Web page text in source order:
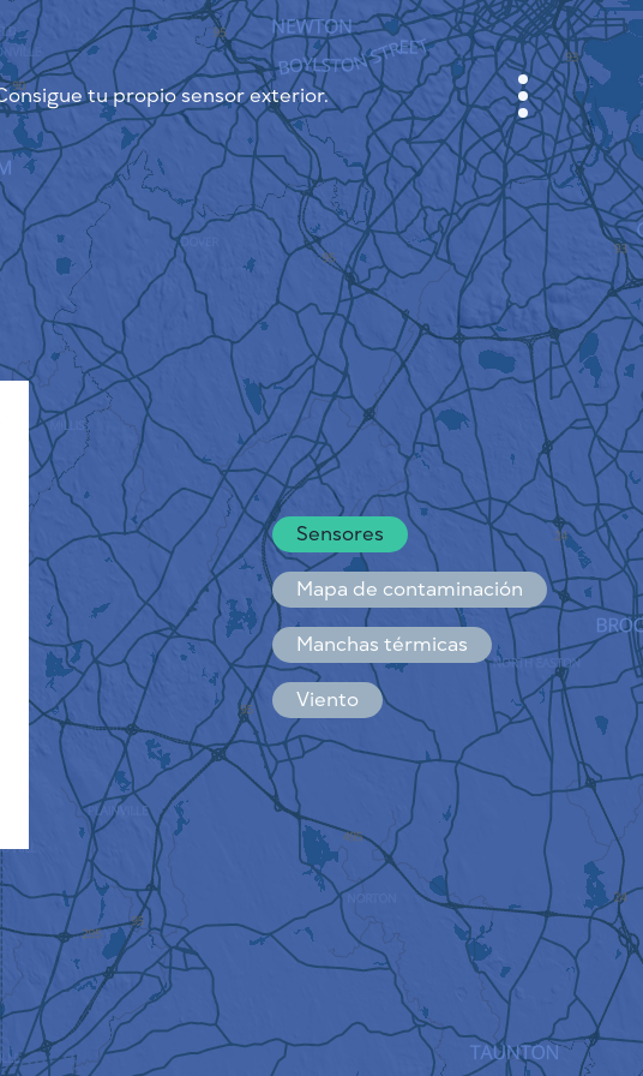
tu propio sensor exterior.
Sensores
Mapa de contaminación
Manchas térmicas
Viento
GABINETE
PLANO DE LA CIUDAD
SENSOR NEBO
QUIÉNES SOMOS
IDIOMA DEL SITIO
English
Česky
Deutsch
Español
Français
CÓMO FUNCIONA
INVESTIGACIÓN
POLÍTICA DE PRIVACIDAD
CONDICIONES GENERALES
GUÍA DE INSTALACIÓN
API
CONTACTE CON NOSOTROS